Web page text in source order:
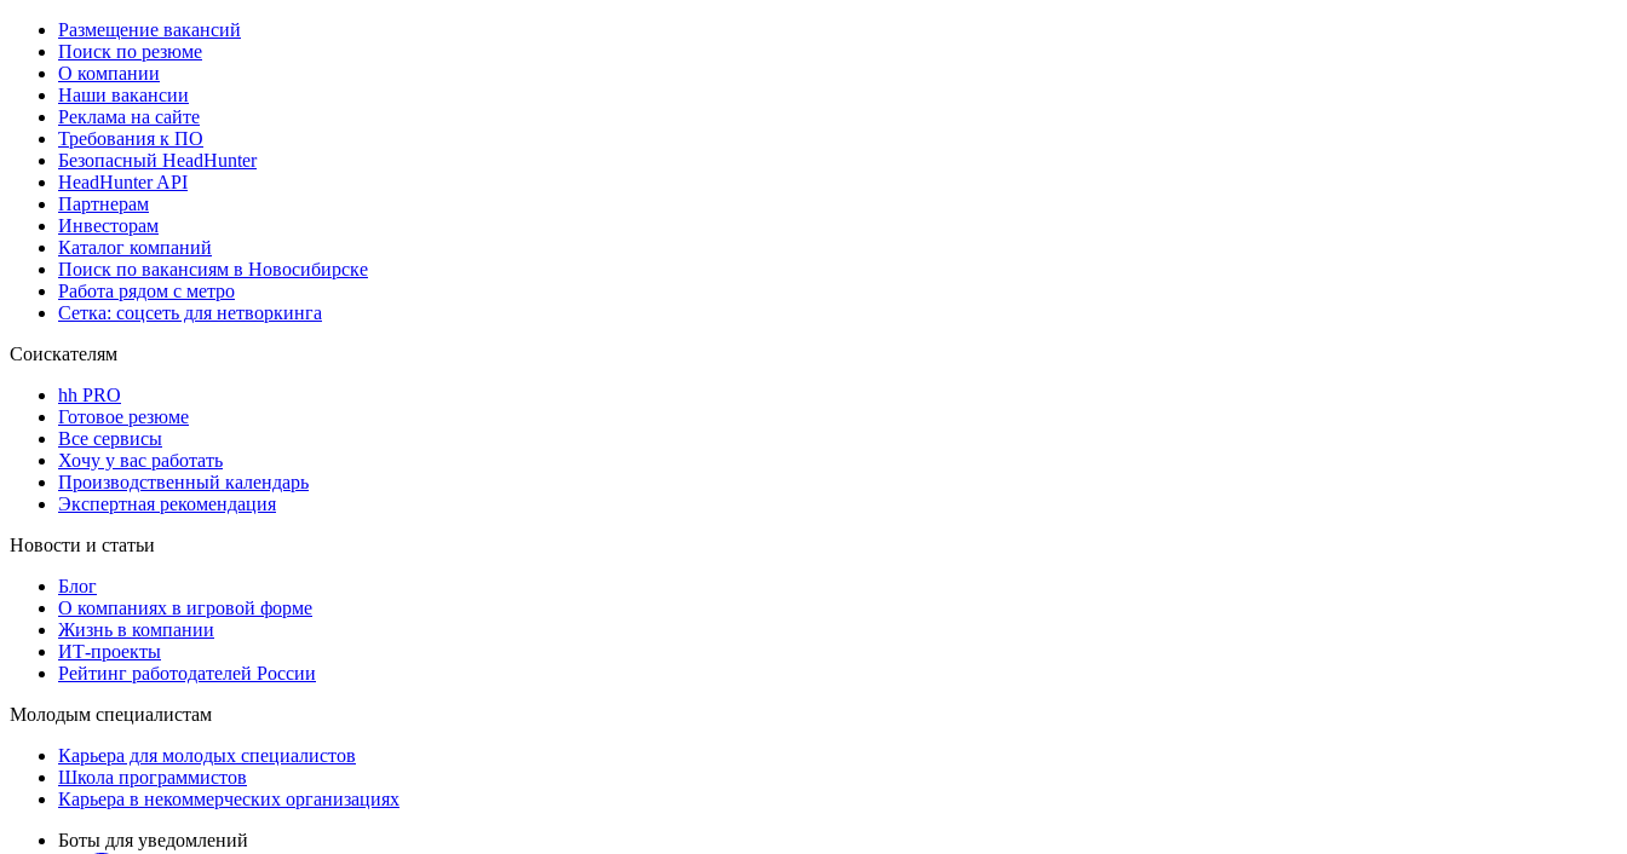
Размещение вакансий
Поиск по резюме
О компании
Наши вакансии
Реклама на сайте
Требования к ПО
Безопасный HeadHunter
HeadHunter API
Партнерам
Инвесторам
Каталог компаний
Поиск по вакансиям в Новосибирске
Работа рядом с метро
Сетка: соцсеть для нетворкинга
Соискателям
hh PRO
Готовое резюме
Все сервисы
Хочу у вас работать
Производственный календарь
Экспертная рекомендация
Новости и статьи
Блог
О компаниях в игровой форме
Жизнь в компании
ИТ-проекты
Рейтинг работодателей России
Молодым специалистам
Карьера для молодых специалистов
Школа программистов
Карьера в некоммерческих организациях
Боты для уведомлений